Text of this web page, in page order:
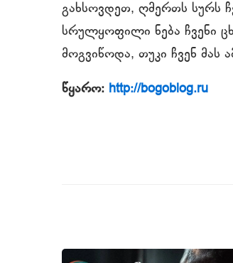
გახსოვდეთ, ღმერთს სურს
სრულყოფილი ნება ჩვენი
მოგვიწოდა, თუკი ჩვენ მას
წყარო: http://bogoblog.ru